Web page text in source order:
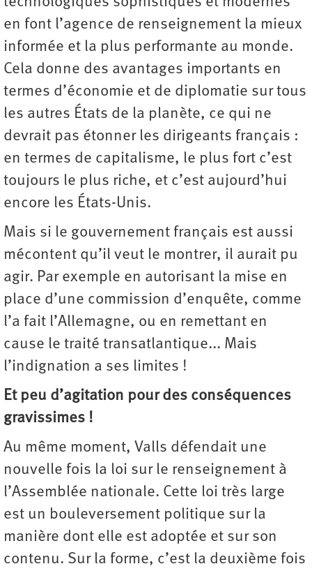
en font l’agence de renseignement la mieux
informée et la plus performante au monde.
Cela donne des avantages importants en
termes d’économie et de diplomatie sur tous
les autres États de la planète, ce qui ne
devrait pas étonner les dirigeants français :
en termes de capitalisme, le plus fort c’est
toujours le plus riche, et c’est aujourd’hui
encore les États-Unis.
Mais si le gouvernement français est aussi
mécontent qu’il veut le montrer, il aurait pu
agir. Par exemple en autorisant la mise en
place d’une commission d’enquête, comme
l’a fait l’Allemagne, ou en remettant en
cause le traité transatlantique... Mais
l’indignation a ses limites !
Et peu d’agitation pour des conséquences
gravissimes !
Au même moment, Valls défendait une
nouvelle fois la loi sur le renseignement à
l’Assemblée nationale. Cette loi très large
est un bouleversement politique sur la
manière dont elle est adoptée et sur son
contenu. Sur la forme, c’est la deuxième fois